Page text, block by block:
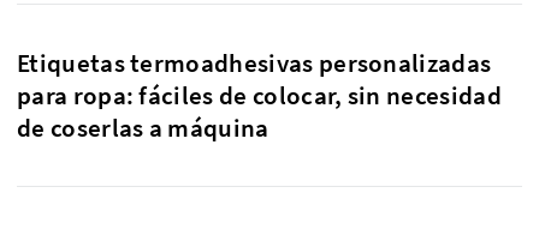
Etiquetas termoadhesivas personalizadas
para ropa: fáciles de colocar, sin necesidad
de coserlas a máquina